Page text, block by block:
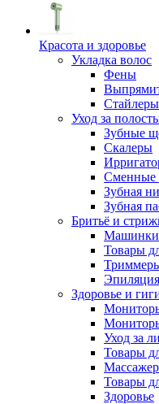
Красота и здоровье
Укладка волос
Фены
Стайлеры
Уход за
Зубные
Скалеры
Сменные
Зубная
Зубная
Бритьё и
Машинки
Товары
Эпиляция
Здоровье и
Уход за
Товары
Товары
Здоровье